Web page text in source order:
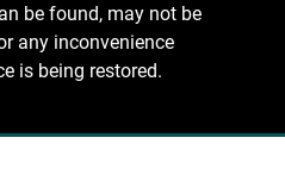
be found, may not be
any inconvenience
is being restored.